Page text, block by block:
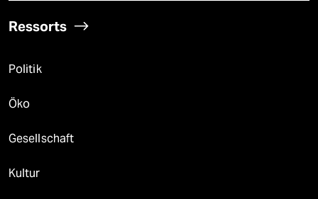
Ressorts
Politik
Öko
Gesellschaft
Kultur